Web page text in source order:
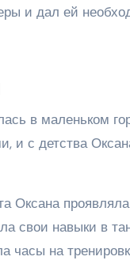
и дал ей
в маленьком
с детства
Оксана
свои навыки в
часы на